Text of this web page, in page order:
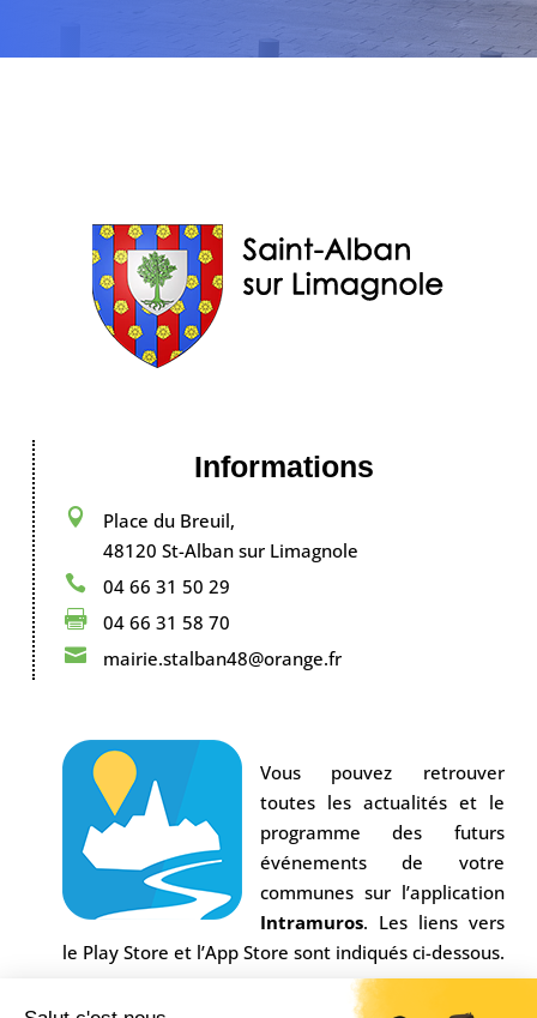
Informations

Place du Breuil,
48120 St-Alban sur Limagnole
 04 66 31 50 29
 04 66 31 58 70
 mairie.stalban48@orange.fr
Vous pouvez retrouver
toutes les actualités et le
programme des futurs
événements de votre
communes sur l’application
Intramuros. Les liens vers
le Play Store et l’App Store sont indiqués ci-dessous.